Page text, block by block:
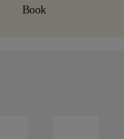
Book